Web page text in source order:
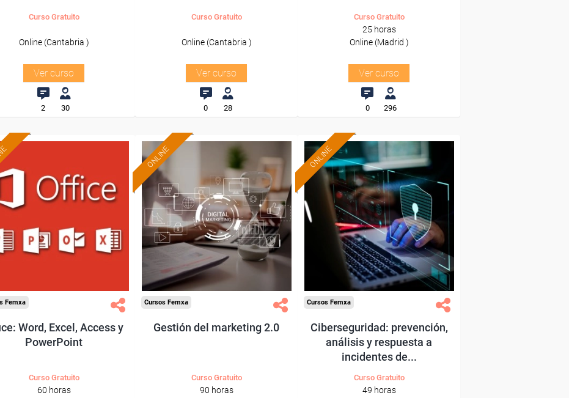
Curso Gratuito
Online (Cantabria )
Ver curso
2 30
Curso Gratuito
Online (Cantabria )
Ver curso
0 28
Curso Gratuito
25 horas
Online (Madrid )
Ver curso
0 296
Formación 100%
subvencionada.
Para trabajadores y
todos los sectores.
Femxa
Word, Excel, Access y
PowerPoint
Curso Gratuito
60 horas
ONLINE
Formación 100%
subvencionada.
Para trabajadores y
autónomos de Cantabria.
Para todos los sectores.
Cursos Femxa
Gestión del marketing 2.0
Curso Gratuito
90 horas
ONLINE
Formación 100%
subvencionada.
Para trabajadores y
autónomos de Madrid.
Para todos los sectores.
Cursos Femxa
Ciberseguridad: prevención,
análisis y respuesta a
incidentes de...
Curso Gratuito
49 horas